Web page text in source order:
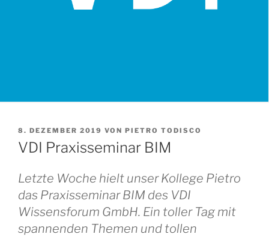
8. DEZEMBER 2019 VON PIETRO TODISCO
VDI Praxisseminar BIM
Letzte Woche hielt unser Kollege Pietro
das PraxisseminarBIM des VDI
Wissensforum GmbH. Ein toller Tag mit
spannenden Themen und tollen